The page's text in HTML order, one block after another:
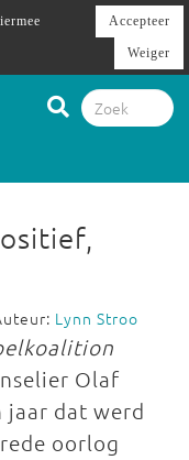
Lynn Stroo
Olaf
jaar dat werd
oorlog
Accepteer
Weiger